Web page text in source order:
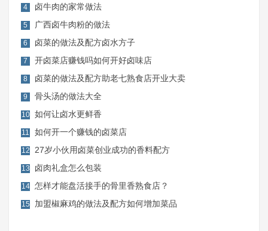
4 卤牛肉的家常做法
5 广西卤牛肉粉的做法
6 卤菜的做法及配方卤水方子
7 开卤菜店赚钱吗如何开好卤味店
8 卤菜的做法及配方助老七熟食店开业大卖
9 骨头汤的做法大全
10 如何让卤水更鲜香
11 如何开一个赚钱的卤菜店
12 27岁小伙用卤菜创业成功的香料配方
13 卤肉礼盒怎么包装
14 怎样才能盘活接手的骨里香熟食店？
15 加盟椒麻鸡的做法及配方如何增加菜品